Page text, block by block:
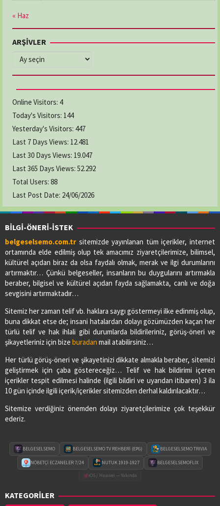
« Haz
ARŞİVLER
ARŞİVLER
Online Visitors: 4
Today's Visitors: 144
Yesterday's Visitors: 447
Last 7 Days Views: 12.481
Last 30 Days Views: 19.047
Last 365 Days Views: 52.292
Total Users: 88
Last Post Date: 24/06/2026
BİLGİ-ÖNERİ-İSTEK
belgeselsemo.com.tr sitemizde yayınlanan tüm içerikler, internet
ortamında elde edilmiş olup tek amacımız ziyaretçilerimize, bilimsel,
kültürel açıdan biraz da olsa faydalı olmak, merak ve ilgi durumlarını
artırmaktır… Çünkü belgeseller, insanların bu duygularını artırmakla
beraber, bilgisel ve kültürel açıdan fayda sağlamakta, canlı ve doğa
sevgisini artırmaktadır…
Sitemiz her zaman telif vb. haklara saygı göstermeyi ilke edinmiş olup,
buna dikkat etse de; insani hatalardan dolayı gözümüzden kaçan her
türlü telif ve hak ihlali gibi durumlarda bildirileriniz, görüş-öneri ve
şikayetleriniz için bize buradan mail atabilirsiniz…
Her türlü görüş-öneri ve şikayetinizi dikkate almakla beraber, sitemizi
geliştirmek için çaba göstereceğiz… Telif ve hak bildirimi içeren
içerikler tespit edilmesi halinde (ilgili bildiri ve uyarıdan itibaren) 3 ila
10 gün içinde ilgili içerik/içerikler sitemizden derhal kaldırılacaktır…
Sitemize verdiğiniz önemden dolayı ziyaretçilerimize çok teşekkür
ederiz.
BELGESELSEMO BELGESELSEMO TV REHBERİ (EPG) BELGESELSEMO TRIVIA
NÖBETÇİ ECZANELER 7/24 NUTUK 1919-1927
BELGESELSEMOFLIX
iOS / Huawei — Yakında
KATEGORİLER